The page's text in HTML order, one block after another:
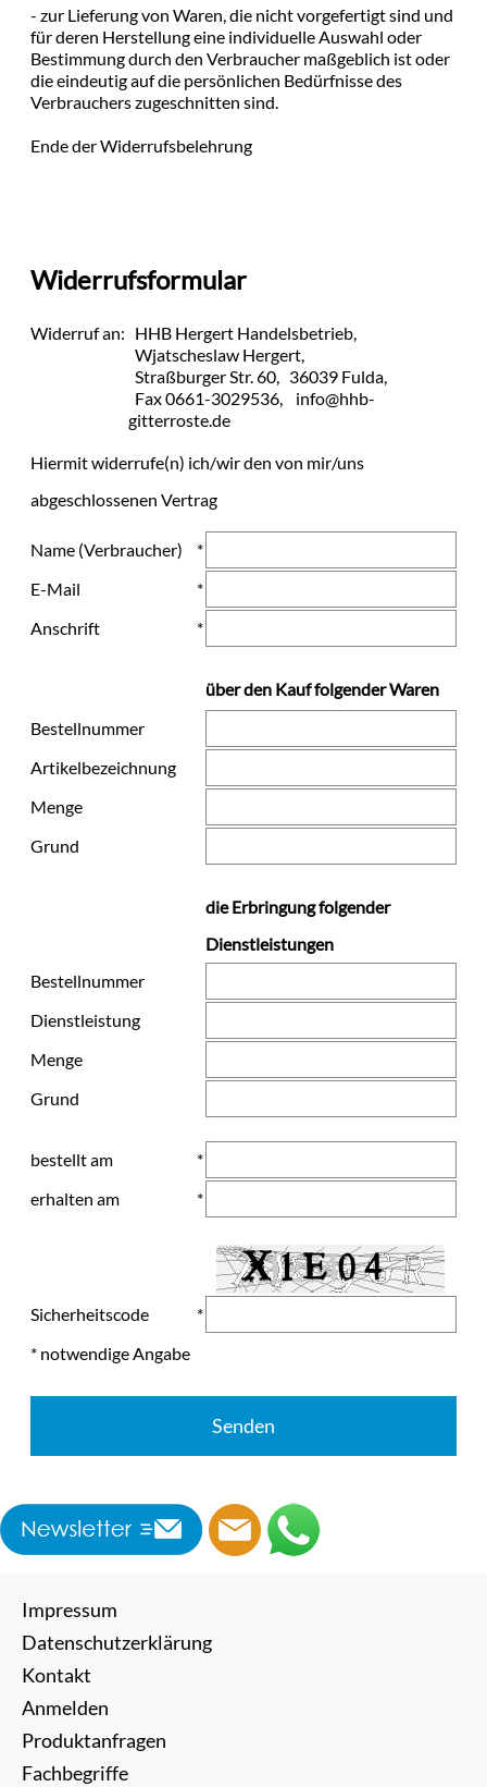
- zur Lieferung von Waren, die nicht vorgefertigt sind und
für deren Herstellung eine individuelle Auswahl oder
Bestimmung durch den Verbraucher maßgeblich ist oder
die eindeutig auf die persönlichen Bedürfnisse des
Verbrauchers zugeschnitten sind.
Ende der Widerrufsbelehrung
Widerrufsformular
Widerruf an: HHB Hergert Handelsbetrieb,
Wjatscheslaw Hergert,
Straßburger Str. 60, 36039 Fulda,
Fax 0661-3029536,
info@hhb-
gitterroste.de
Hiermit widerrufe(n) ich/wir den von mir/uns
abgeschlossenen Vertrag
Name (Verbraucher)
*
E-Mail
*
Anschrift
*
über den Kauf folgender Waren
Bestellnummer
Artikelbezeichnung
Menge
Grund
die Erbringung folgender
Dienstleistungen
Bestellnummer
Dienstleistung
Menge
Grund
bestellt am
*
erhalten am
*
Sicherheitscode
*
* notwendige Angabe
Senden
Impressum
Datenschutzerklärung
Kontakt
Anmelden
Produktanfragen
Fachbegriffe